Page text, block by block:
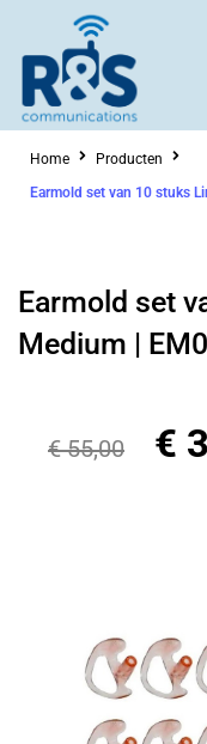
inhoud
Home
Producten
Earmold set van 10 stuks
Earmold set
Medium |
€55,00 €